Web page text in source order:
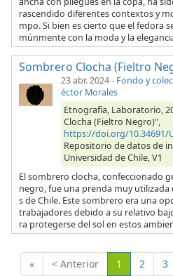
rascendido diferentes contextos y
mpo. Si bien es cierto que el fedora
múnmente con la moda y la
Sombrero Clocha (Fieltro
23 abr. 2024- Fondo y
éctor Morales
Etnografía, Laboratorio,
Clocha (Fieltro Negro)",
https://doi.org/10.34691/
Repositorio de datos de
Universidad de Chile, V1
El sombrero clocha, confeccionado
negro, fue una prenda muy utilizada
s de Chile. Este sombrero era una
trabajadores debido a su relativo
ra protegerse del sol en estos
« < Anterior 1 (Actual)
2 3